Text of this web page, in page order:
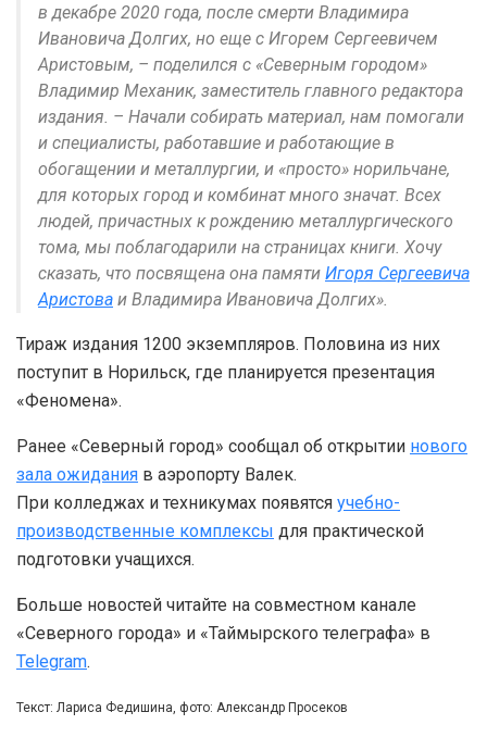
в декабре 2020 года, после смерти Владимира
Ивановича Долгих, но еще с Игорем Сергеевичем
Аристовым, – поделился с «Северным городом»
Владимир Механик, заместитель главного редактора
издания. – Начали собирать материал, нам помогали
и специалисты, работавшие и работающие в
обогащении и металлургии, и «просто» норильчане,
для которых город и комбинат много значат. Всех
людей, причастных к рождению металлургического
тома, мы поблагодарили на страницах книги. Хочу
сказать, что посвящена она памяти Игоря Сергеевича
Аристова и Владимира Ивановича Долгих».
Тираж издания 1200 экземпляров. Половина из них
поступит в Норильск, где планируется презентация
«Феномена».
Ранее «Северный город» сообщал об открытии нового
зала ожидания в аэропорту Валек.
При колледжах и техникумах появятся учебно-
производственные комплексы для практической
подготовки учащихся.
Больше новостей читайте на совместном канале
«Северного города» и «Таймырского телеграфа» в
Telegram.
Текст: Лариса Федишина, фото: Александр Просеков